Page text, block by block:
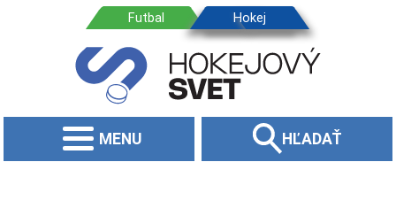
MENU HĽADAŤ